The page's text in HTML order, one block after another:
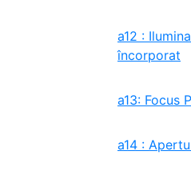
a12 :
încorporat
a13: Focus
a14 :